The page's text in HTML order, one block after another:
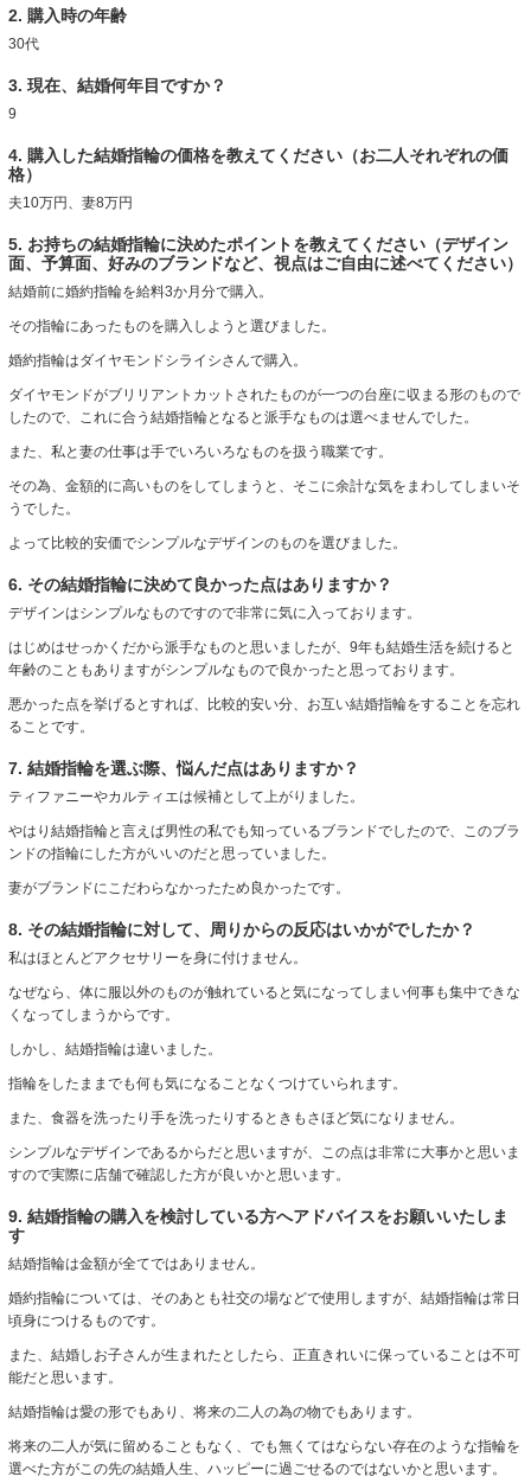
2. 購入時の年齢
30代
3. 現在、結婚何年目ですか？
9
4. 購入した結婚指輪の価格を教えてください（お二人それぞれの価
格）
夫10万円、妻8万円
5. お持ちの結婚指輪に決めたポイントを教えてください（デザイン
面、予算面、好みのブランドなど、視点はご自由に述べてください）
結婚前に婚約指輪を給料3か月分で購入。
その指輪にあったものを購入しようと選びました。
婚約指輪はダイヤモンドシライシさんで購入。
ダイヤモンドがブリリアントカットされたものが一つの台座に収まる形のもので
したので、これに合う結婚指輪となると派手なものは選べませんでした。
また、私と妻の仕事は手でいろいろなものを扱う職業です。
その為、金額的に高いものをしてしまうと、そこに余計な気をまわしてしまいそ
うでした。
よって比較的安価でシンプルなデザインのものを選びました。
6. その結婚指輪に決めて良かった点はありますか？
デザインはシンプルなものですので非常に気に入っております。
はじめはせっかくだから派手なものと思いましたが、9年も結婚生活を続けると
年齢のこともありますがシンプルなもので良かったと思っております。
悪かった点を挙げるとすれば、比較的安い分、お互い結婚指輪をすることを忘れ
ることです。
7. 結婚指輪を選ぶ際、悩んだ点はありますか？
ティファニーやカルティエは候補として上がりました。
やはり結婚指輪と言えば男性の私でも知っているブランドでしたので、このブラ
ンドの指輪にした方がいいのだと思っていました。
妻がブランドにこだわらなかったため良かったです。
8. その結婚指輪に対して、周りからの反応はいかがでしたか？
私はほとんどアクセサリーを身に付けません。
なぜなら、体に服以外のものが触れていると気になってしまい何事も集中できな
くなってしまうからです。
しかし、結婚指輪は違いました。
指輪をしたままでも何も気になることなくつけていられます。
また、食器を洗ったり手を洗ったりするときもさほど気になりません。
シンプルなデザインであるからだと思いますが、この点は非常に大事かと思いま
すので実際に店舗で確認した方が良いかと思います。
9. 結婚指輪の購入を検討している方へアドバイスをお願いいたしま
す
結婚指輪は金額が全てではありません。
婚約指輪については、そのあとも社交の場などで使用しますが、結婚指輪は常日
頃身につけるものです。
また、結婚しお子さんが生まれたとしたら、正直きれいに保っていることは不可
能だと思います。
結婚指輪は愛の形でもあり、将来の二人の為の物でもあります。
将来の二人が気に留めることもなく、でも無くてはならない存在のような指輪を
選べた方がこの先の結婚人生、ハッピーに過ごせるのではないかと思います。